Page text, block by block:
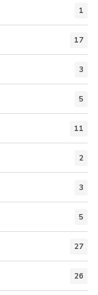
1
17
3
5
11
2
3
5
27
26